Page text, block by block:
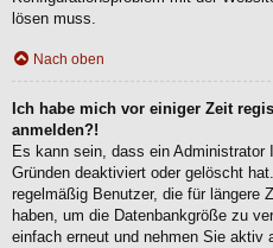
lösen muss.
Nach oben
Ich habe mich vor einiger Zeit
anmelden?!
Es kann sein, dass ein
Gründen deaktiviert oder gelöscht
regelmäßig Benutzer, die für längere
haben, um die Datenbankgröße zu
einfach erneut und nehmen Sie aktiv